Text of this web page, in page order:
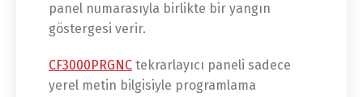
panel numarasıyla birlikte bir yangın
göstergesi verir.
CF3000PRGNC tekrarlayıcı paneli sadece
yerel metin bilgisiyle programlama